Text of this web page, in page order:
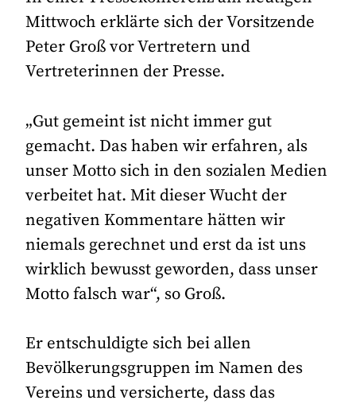
Mittwoch erklärte sich der Vorsitzende
Peter Groß vor Vertretern und
Vertreterinnen der Presse.
„Gut gemeint ist nicht immer gut
gemacht. Das haben wir erfahren, als
unser Motto sich in den sozialen Medien
verbeitet hat. Mit dieser Wucht der
negativen Kommentare hätten wir
niemals gerechnet und erst da ist uns
wirklich bewusst geworden, dass unser
Motto falsch war“, so Groß.
Er entschuldigte sich bei allen
Bevölkerungsgruppen im Namen des
Vereins und versicherte, dass das